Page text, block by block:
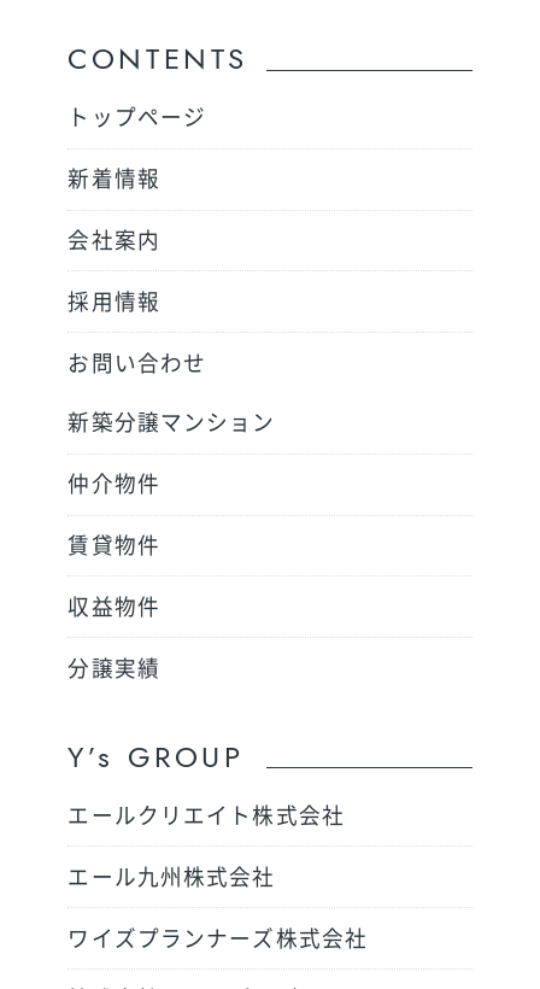
CONTENTS
トップページ
新着情報
会社案内
採用情報
お問い合わせ
新築分譲マンション
仲介物件
賃貸物件
収益物件
分譲実績
Y’s GROUP
エールクリエイト株式会社
エール九州株式会社
ワイズプランナーズ株式会社